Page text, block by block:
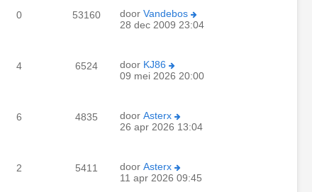
0 53160 door Vandebos
28 dec 2009 23:04
4 6524 door KJ86
09 mei 2026 20:00
6 4835 door Asterx
26 apr 2026 13:04
2 5411 door Asterx
11 apr 2026 09:45